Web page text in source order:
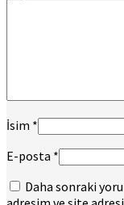
İsim *
E-posta *
Daha sonraki